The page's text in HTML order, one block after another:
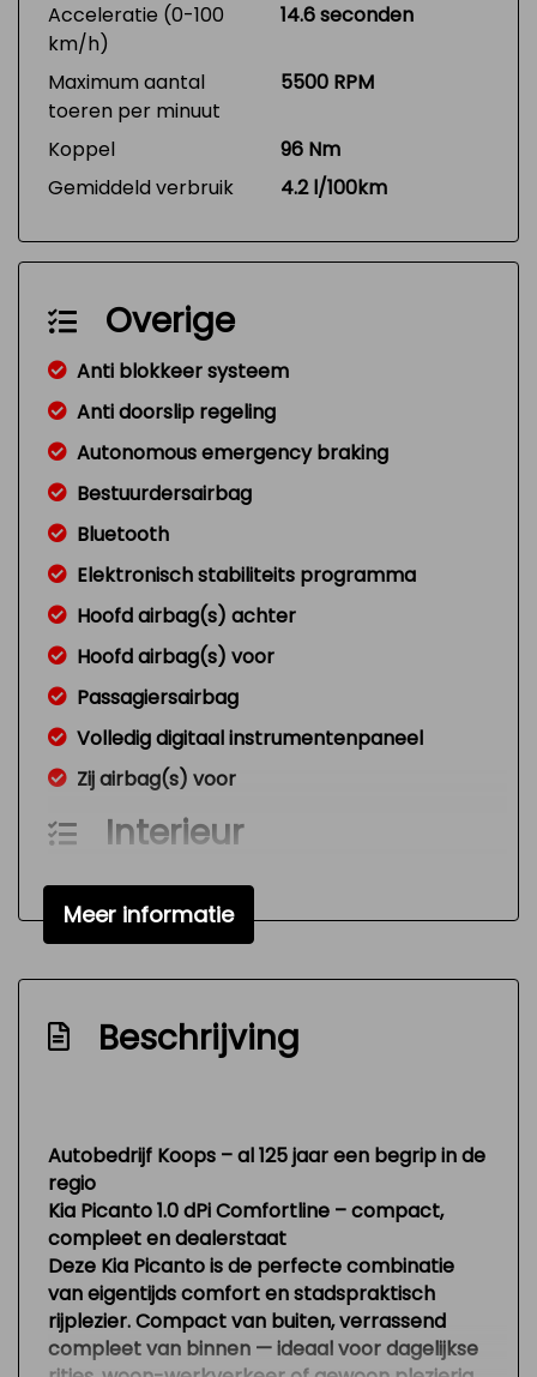
Acceleratie (0-100
km/h)
14.6 seconden
Maximum aantal
toeren per minuut
5500 RPM
Koppel
96 Nm
Gemiddeld verbruik
4.2 l/100km
Overige
Anti blokkeer systeem
Anti doorslip regeling
Autonomous emergency braking
Bestuurdersairbag
Bluetooth
Elektronisch stabiliteits programma
Hoofd airbag(s) achter
Hoofd airbag(s) voor
Passagiersairbag
Volledig digitaal instrumentenpaneel
Zij airbag(s) voor
Interieur
Achterbank in delen neerklapbaar
Airco
Stuur verstelbaar
Exterieur
Buitenspiegel rechts
Centrale vergrendeling
Centrale vergrendeling met
afstandsbediening
Meer informatie
Beschrijving
Autobedrijf Koops – al 125 jaar een begrip in de
regio
Kia Picanto 1.0 dPi Comfortline – compact,
compleet en dealerstaat
Deze Kia Picanto is de perfecte combinatie
van eigentijds comfort en stadspraktisch
rijplezier. Compact van buiten, verrassend
compleet van binnen — ideaal voor dagelijkse